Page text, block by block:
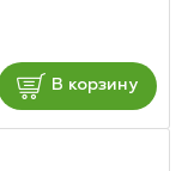
В корзину